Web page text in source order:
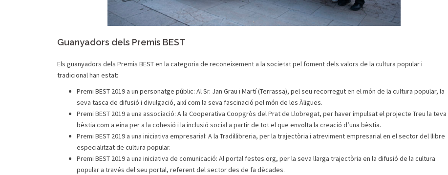
Guanyadors dels Premis BEST
Els guanyadors dels Premis BEST en la categoria de reconeixement a la societat pel foment dels valors de la cultura popular i
tradicional han estat:
Premi BEST 2019 a un personatge públic: Al Sr. Jan Grau i Martí (Terrassa), pel seu recorregut en el món de la cultura popular, la
seva tasca de difusió i divulgació, així com la seva fascinació pel món de les Àligues.
Premi BEST 2019 a una associació: A la Cooperativa Coopgròs del Prat de Llobregat, per haver impulsat el projecte Treu la teva
bèstia com a eina per a la cohesió i la inclusió social a partir de tot el que envolta la creació d’una bèstia.
Premi BEST 2019 a una iniciativa empresarial: A la Tradillibreria, per la trajectòria i atreviment empresarial en el sector del llibre
especialitzat de cultura popular.
Premi BEST 2019 a una iniciativa de comunicació: Al portal festes.org, per la seva llarga trajectòria en la difusió de la cultura
popular a través del seu portal, referent del sector des de fa dècades.